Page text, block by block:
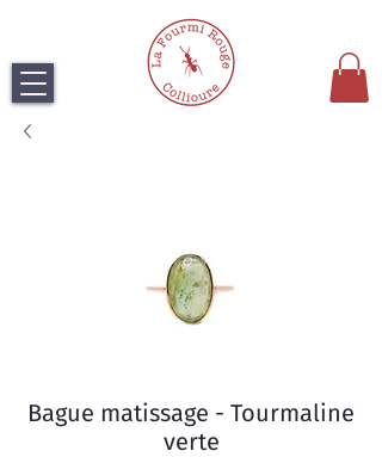
Bague matissage - Tourmaline
verte